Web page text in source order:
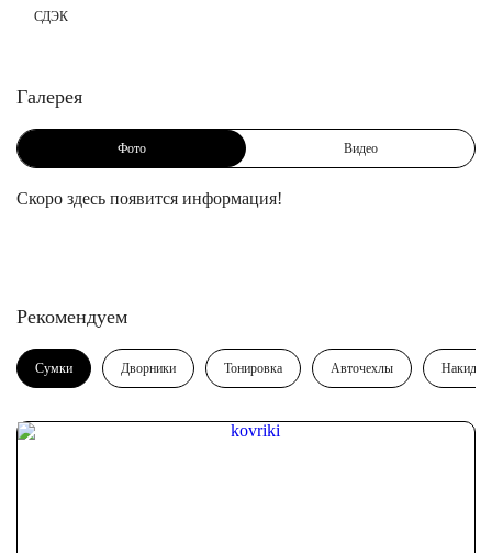
СДЭК
Галерея
Фото Видео
Скоро здесь появится информация!
Рекомендуем
Сумки Дворники Тонировка Авточехлы Накидки